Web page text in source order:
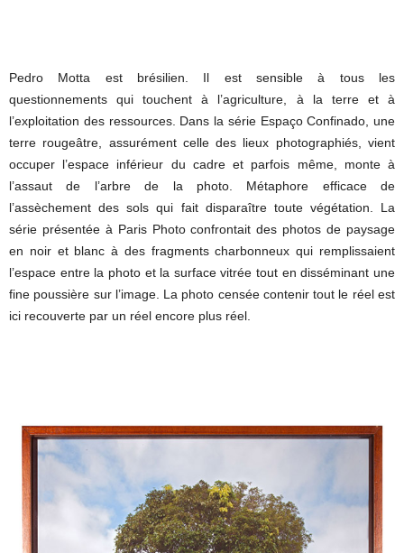
Pedro Motta est brésilien. Il est sensible à tous les
questionnements qui touchent à l’agriculture, à la terre et à
l’exploitation des ressources. Dans la série Espaço Confinado, une
terre rougeâtre, assurément celle des lieux photographiés, vient
occuper l’espace inférieur du cadre et parfois même, monte à
l’assaut de l’arbre de la photo. Métaphore efficace de
l’assèchement des sols qui fait disparaître toute végétation. La
série présentée à Paris Photo confrontait des photos de paysage
en noir et blanc à des fragments charbonneux qui remplissaient
l’espace entre la photo et la surface vitrée tout en disséminant une
fine poussière sur l’image. La photo censée contenir tout le réel est
ici recouverte par un réel encore plus réel.